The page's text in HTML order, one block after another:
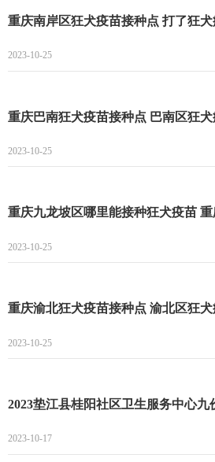
重庆南岸区狂犬疫苗接种点 打了狂
2023-10-25
重庆巴南狂犬疫苗接种点 巴南区狂
2023-10-25
2023-10-25
重庆渝北狂犬疫苗接种点 渝北区狂
2023-10-25
2023-10-17